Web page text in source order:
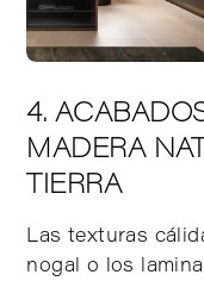
4.
MADERA
TIERRA
Las texturas
nogal o los